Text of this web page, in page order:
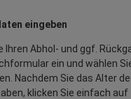
eingeben
Ihren Abhol- und ggf.
ein und wählen
Nachdem Sie das Alter
klicken Sie einfach auf